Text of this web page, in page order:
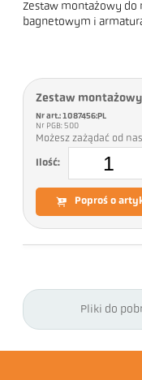
Zestaw montażowy do
bagnetowym i
Zestaw
Nr art.: 1087456:PL
Nr PGB: 500
Możesz zażądać od
Ilość:
Poproś o
Pliki do